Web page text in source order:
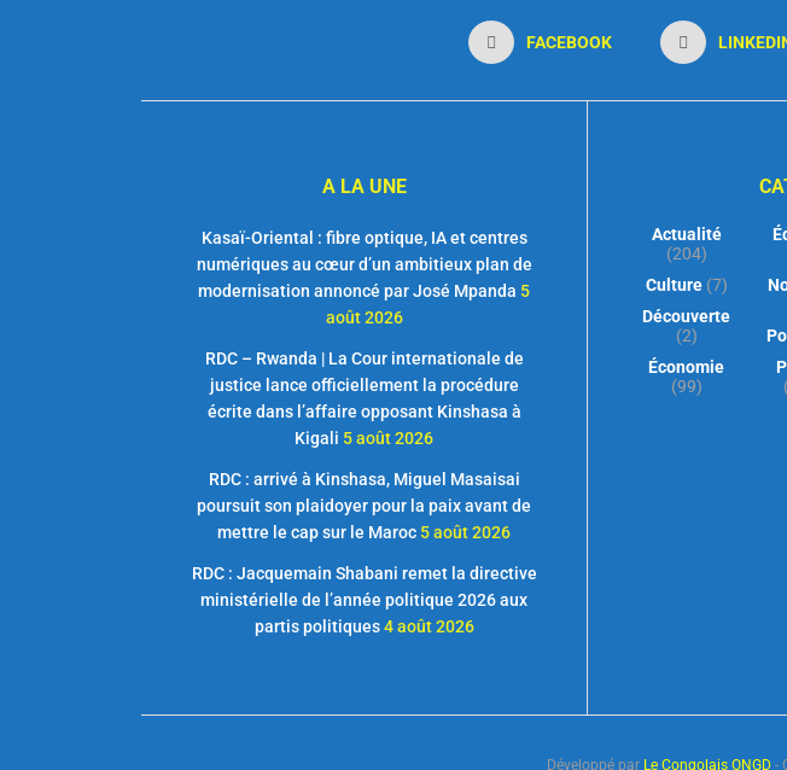
FACEBOOK
A LA UNE
Kasaï-Oriental : fibre optique, IA et centres
numériques au cœur d’un ambitieux plan de
modernisation annoncé par José Mpanda 5
août 2026
RDC – Rwanda | La Cour internationale de
justice lance officiellement la procédure
écrite dans l’affaire opposant Kinshasa à
Kigali 5 août 2026
RDC : arrivé à Kinshasa, Miguel Masaisai
poursuit son plaidoyer pour la paix avant de
mettre le cap sur le Maroc 5 août 2026
RDC : Jacquemain Shabani remet la directive
ministérielle de l’année politique 2026 aux
partis politiques 4 août 2026
Actualité
(204)
Culture(7)
Découverte
(2)
Économie
(99)
Développé par Le Congolais ONGD -